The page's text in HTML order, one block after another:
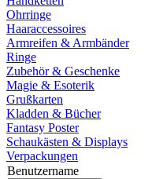
Ohrringe
Haaraccessoires
Armreifen & Armbänder
Ringe
Zubehör & Geschenke
Magie & Esoterik
Grußkarten
Kladden & Bücher
Fantasy Poster
Schaukästen & Displays
Verpackungen
Benutzername